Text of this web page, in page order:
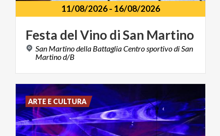
11/08/2026- 16/08/2026
Festa delVinodiSan Martino
San Martino della Battaglia Centro sportivo di San
Martino d/B
ARTE E CULTURA